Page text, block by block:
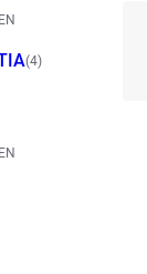
(4)